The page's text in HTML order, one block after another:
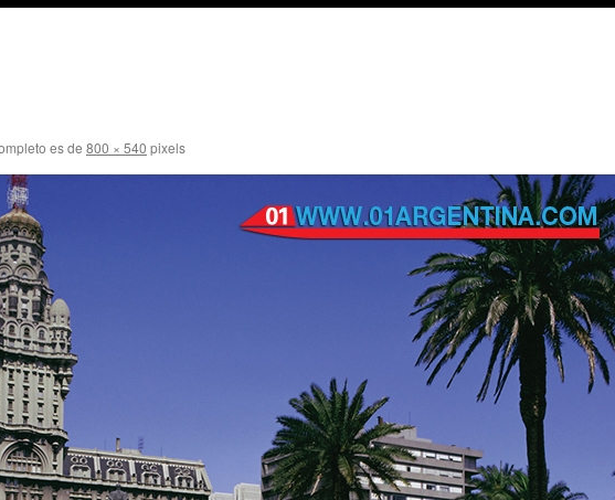
es de 800 × 540 pixels